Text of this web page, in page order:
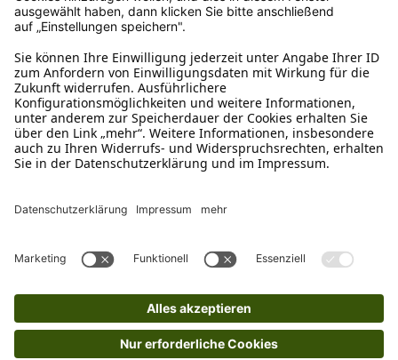
Kundenservice
Mo – Fr 9 – 17 Uhr, Sa 9 – 13 Uhr
Ruf uns an
04942-60 64 080
Schreibe uns
+49 1520 8997191
Tritt unserem Newsletter bei